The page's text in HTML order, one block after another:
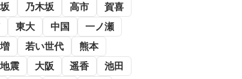
乃木坂 高市
賀喜
東大 中国
一ノ瀬
若い世代
熊本
震
大阪 遥香
池田